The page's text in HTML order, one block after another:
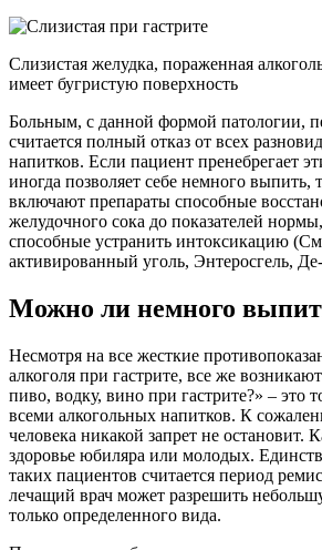
Слизистая желудка, пораженная
имеет бугристую поверхность
Больным, с данной формой патологии,
считается полный отказ от всех
напитков. Если пациент пренебрегает
иногда позволяет себе немного выпить,
включают препараты способные
желудочного сока до показателей
способные устранить интоксикацию
активированный уголь, Энтеросгель,
Можно ли немного
Несмотря на все жесткие
алкоголя при гастрите, все же
пиво, водку, вино при гастрите?» – это
всеми алкогольных напитков. К
человека никакой запрет не остановит.
здоровье юбиляра или молодых.
таких пациентов считается период
лечащий врач может разрешить
только определенного вида.